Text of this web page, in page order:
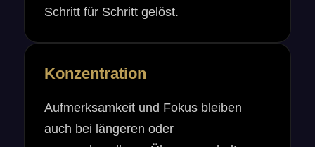
Schritt für Schritt gelöst.
Konzentration
Aufmerksamkeit und Fokus bleiben
auch bei längeren oder